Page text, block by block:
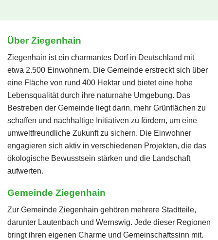
Über Ziegenhain
Ziegenhain ist ein charmantes Dorf in Deutschland mit
etwa 2.500 Einwohnern. Die Gemeinde erstreckt sich über
eine Fläche von rund 400 Hektar und bietet eine hohe
Lebensqualität durch ihre naturnahe Umgebung. Das
Bestreben der Gemeinde liegt darin, mehr Grünflächen zu
schaffen und nachhaltige Initiativen zu fördern, um eine
umweltfreundliche Zukunft zu sichern. Die Einwohner
engagieren sich aktiv in verschiedenen Projekten, die das
ökologische Bewusstsein stärken und die Landschaft
aufwerten.
Gemeinde Ziegenhain
Zur Gemeinde Ziegenhain gehören mehrere Stadtteile,
darunter Lautenbach und Wernswig. Jede dieser Regionen
bringt ihren eigenen Charme und Gemeinschaftssinn mit.